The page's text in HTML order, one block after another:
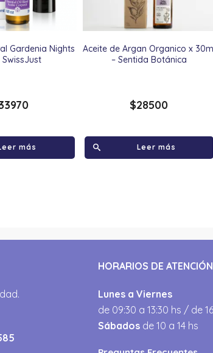
Gardenia Nights
SwissJust
más
Aceite de Argan Organico x
– Sentida Botánica
$28500
Leer más
HORARIOS DE ATENCIÓN
Lunes a Viernes
de 09:30 a 13:30 hs / de
Sábados de 10 a 14 hs